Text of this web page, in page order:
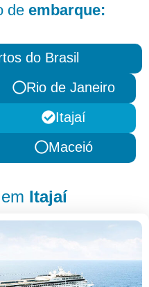
de embarque:
do Brasil
Rio de Janeiro
Itajaí
Maceió
Itajaí